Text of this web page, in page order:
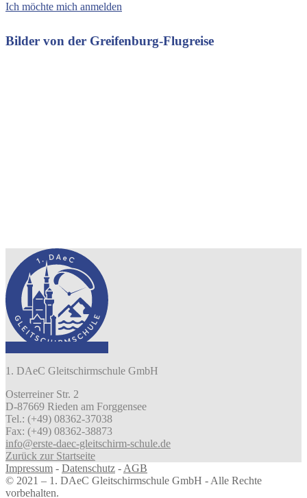
Ich möchte mich anmelden
Bilder von der Greifenburg-Flugreise
1. DAeC Gleitschirmschule GmbH
Osterreiner Str. 2
D-87669 Rieden am Forggensee
Tel.: (+49) 08362-37038
Fax: (+49) 08362-38873
info@erste-daec-gleitschirm-schule.de
Zurück zur Startseite
Impressum - Datenschutz - AGB
© 2021 – 1. DAeC Gleitschirmschule GmbH - Alle Rechte
vorbehalten.